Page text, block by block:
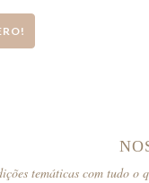
temáticas com tudo o